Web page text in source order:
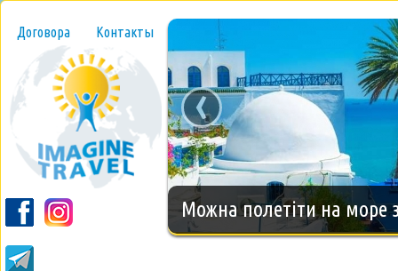
Договора Контакты
Новогодний тур на
‹